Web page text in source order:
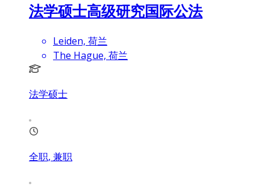
法学硕士高级研究国际公法
Leiden, 荷兰
The Hague, 荷兰
法学硕士
全职, 兼职